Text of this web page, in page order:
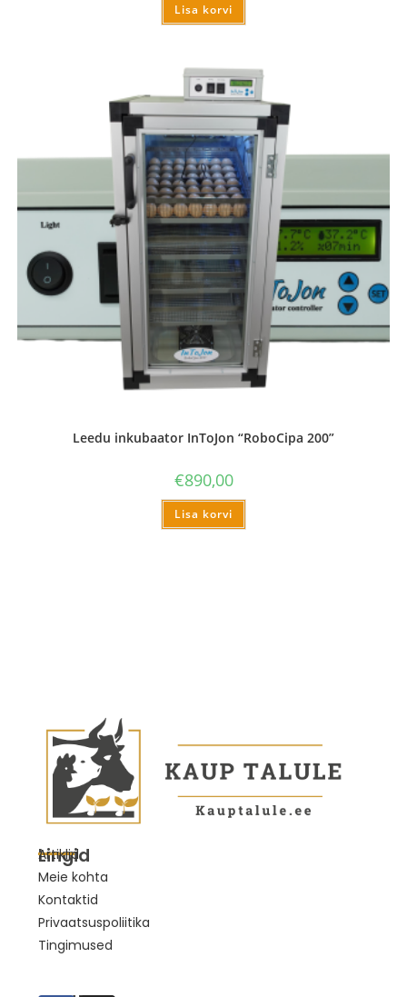
Lisa korvi
Leedu inkubaator InToJon “RoboCipa 200”
€890,00
Lisa korvi
Lingid
Artiklid
Meie kohta
Kontaktid
Privaatsuspoliitika
Tingimused